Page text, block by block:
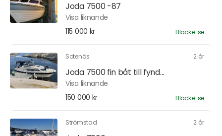
Joda 7500 -87
Visa liknande
115 000 kr
Blocket.se
Sotenäs 2 år
Joda 7500 fin båt till fynd...
Visa liknande
150 000 kr
Blocket.se
Strömstad 2 år